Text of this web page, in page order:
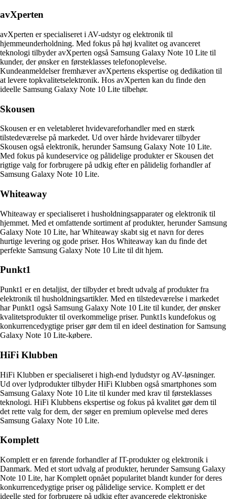
avXperten
avXperten er specialiseret i AV-udstyr og elektronik til
hjemmeunderholdning. Med fokus på høj kvalitet og avanceret
teknologi tilbyder avXperten også Samsung Galaxy Note 10 Lite til
kunder, der ønsker en førsteklasses telefonoplevelse.
Kundeanmeldelser fremhæver avXpertens ekspertise og dedikation til
at levere topkvalitetselektronik. Hos avXperten kan du finde den
ideelle Samsung Galaxy Note 10 Lite tilbehør.
Skousen
Skousen er en veletableret hvidevareforhandler med en stærk
tilstedeværelse på markedet. Ud over hårde hvidevarer tilbyder
Skousen også elektronik, herunder Samsung Galaxy Note 10 Lite.
Med fokus på kundeservice og pålidelige produkter er Skousen det
rigtige valg for forbrugere på udkig efter en pålidelig forhandler af
Samsung Galaxy Note 10 Lite.
Whiteaway
Whiteaway er specialiseret i husholdningsapparater og elektronik til
hjemmet. Med et omfattende sortiment af produkter, herunder Samsung
Galaxy Note 10 Lite, har Whiteaway skabt sig et navn for deres
hurtige levering og gode priser. Hos Whiteaway kan du finde det
perfekte Samsung Galaxy Note 10 Lite til dit hjem.
Punkt1
Punkt1 er en detaljist, der tilbyder et bredt udvalg af produkter fra
elektronik til husholdningsartikler. Med en tilstedeværelse i markedet
har Punkt1 også Samsung Galaxy Note 10 Lite til kunder, der ønsker
kvalitetsprodukter til overkommelige priser. Punkt1s kundefokus og
konkurrencedygtige priser gør dem til en ideel destination for Samsung
Galaxy Note 10 Lite-købere.
HiFi Klubben
HiFi Klubben er specialiseret i high-end lydudstyr og AV-løsninger.
Ud over lydprodukter tilbyder HiFi Klubben også smartphones som
Samsung Galaxy Note 10 Lite til kunder med krav til førsteklasses
teknologi. HiFi Klubbens ekspertise og fokus på kvalitet gør dem til
det rette valg for dem, der søger en premium oplevelse med deres
Samsung Galaxy Note 10 Lite.
Komplett
Komplett er en førende forhandler af IT-produkter og elektronik i
Danmark. Med et stort udvalg af produkter, herunder Samsung Galaxy
Note 10 Lite, har Komplett opnået popularitet blandt kunder for deres
konkurrencedygtige priser og pålidelige service. Komplett er det
ideelle sted for forbrugere på udkig efter avancerede elektroniske